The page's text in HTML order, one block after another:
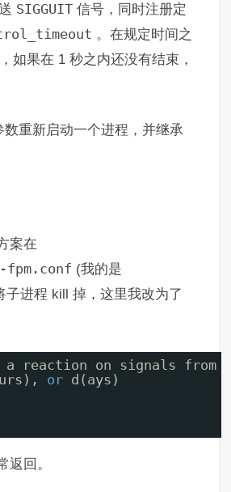
SIGGUIT 信号，同时注册定
。在规定时间之
如果在 1 秒之内还没有结束，
重新启动一个进程，并继承
案在
fpm.conf (我的是
子进程 kill 掉，这里我改为了
a reaction on signals from
or
d(ays)
返回。